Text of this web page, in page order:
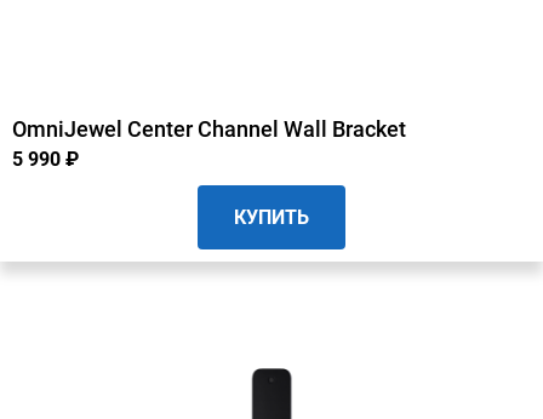
OmniJewel Center Channel Wall Bracket
5 990 ₽
КУПИТЬ